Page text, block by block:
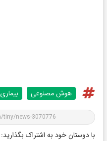
هوش مصنوعی بیماری
با دوستان خود به اشتراک بگذارید: